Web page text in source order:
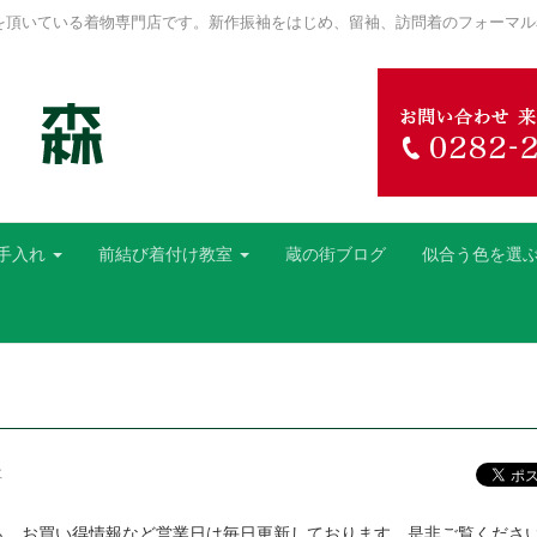
いている着物専門店です。新作振袖をはじめ、留袖、訪問着のフォーマ
入れ 前結び着付け教室 蔵の街ブログ 似合う色を選
お買い得情報など営業日は毎日更新しております。是非ご覧くださ